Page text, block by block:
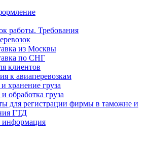
работы. Требования
из Москвы
по СНГ
клиентов
к авиаперевозкам
хранение груза
обработка груза
для регистрации фирмы в таможне и
ГТД
информация